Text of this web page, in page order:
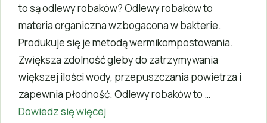
to są odlewy robaków? Odlewy robaków to
materia organiczna wzbogacona w bakterie.
Produkuje się je metodą wermikompostowania.
Zwiększa zdolność gleby do zatrzymywania
większej ilości wody, przepuszczania powietrza i
zapewnia płodność. Odlewy robaków to …
Dowiedz się więcej